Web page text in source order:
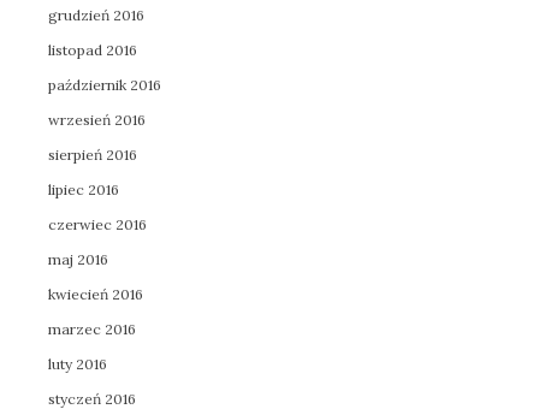
grudzień 2016
listopad 2016
październik 2016
wrzesień 2016
sierpień 2016
lipiec 2016
czerwiec 2016
maj 2016
kwiecień 2016
marzec 2016
luty 2016
styczeń 2016